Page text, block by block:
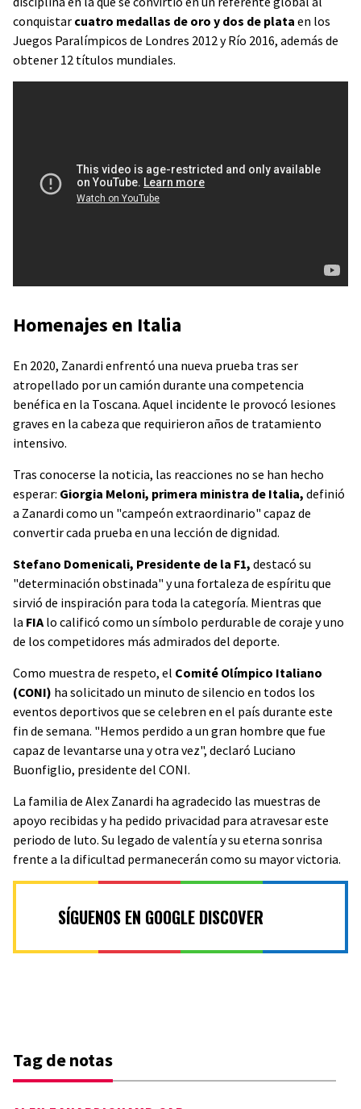
conquistar cuatro medallas de oro y dos de plata en los
Juegos Paralímpicos de Londres 2012 y Río 2016, además de
obtener 12 títulos mundiales.
Homenajes en Italia
En 2020, Zanardi enfrentó una nueva prueba tras ser
atropellado por un camión durante una competencia
benéfica en la Toscana. Aquel incidente le provocó lesiones
graves en la cabeza que requirieron años de tratamiento
intensivo.
Tras conocerse la noticia, las reacciones no se han hecho
esperar: Giorgia Meloni, primera ministra de Italia, definió
a Zanardi como un "campeón extraordinario" capaz de
convertir cada prueba en una lección de dignidad.
Stefano Domenicali, Presidente de la F1, destacó su
"determinación obstinada" y una fortaleza de espíritu que
sirvió de inspiración para toda la categoría. Mientras que
la FIA lo calificó como un símbolo perdurable de coraje y uno
de los competidores más admirados del deporte.
Como muestra de respeto, el Comité Olímpico Italiano
(CONI) ha solicitado un minuto de silencio en todos los
eventos deportivos que se celebren en el país durante este
fin de semana. "Hemos perdido a un gran hombre que fue
capaz de levantarse una y otra vez", declaró Luciano
Buonfiglio, presidente del CONI.
La familia de Alex Zanardi ha agradecido las muestras de
apoyo recibidas y ha pedido privacidad para atravesar este
periodo de luto. Su legado de valentía y su eterna sonrisa
frente a la dificultad permanecerán como su mayor victoria.
SÍGUENOS EN GOOGLE DISCOVER
Tag de notas